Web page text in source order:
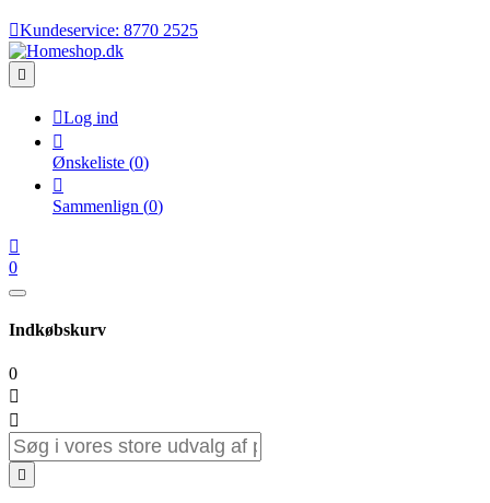
Kundeservice: 8770 2525

Log ind

Ønskeliste (0)

Sammenlign (0)

0
Indkøbskurv
0


